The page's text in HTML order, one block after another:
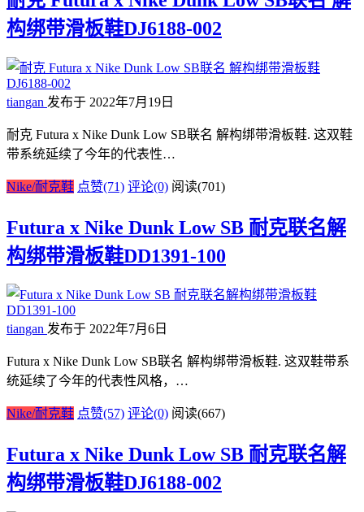
构绑带滑板鞋DJ6188-002
tiangan 发布于 2022年7月19日
耐克 Futura x Nike Dunk Low SB联名 解构绑带滑板鞋. 这双鞋
带系统延续了今年的代表性…
Nike/耐克鞋 点赞(71) 评论(0) 阅读(701)
Futura x Nike Dunk Low SB 耐克联名解
构绑带滑板鞋DD1391-100
tiangan 发布于 2022年7月6日
Futura x Nike Dunk Low SB联名 解构绑带滑板鞋. 这双鞋带系
统延续了今年的代表性风格，…
Nike/耐克鞋 点赞(57) 评论(0) 阅读(667)
Futura x Nike Dunk Low SB 耐克联名解
构绑带滑板鞋DJ6188-002